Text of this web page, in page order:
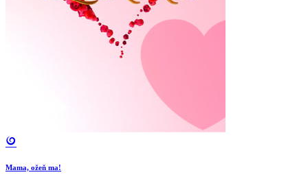
Mama, ožeň ma!